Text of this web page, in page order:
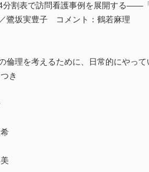
分割表で訪問看護事例を展開する――
鷺坂実豊子 コメント：鶴若麻理
倫理を考えるために、日常的にやって
き